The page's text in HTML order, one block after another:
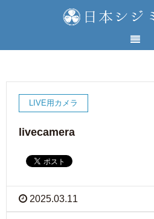
LIVE用カメラ
livecamera
2025.03.11